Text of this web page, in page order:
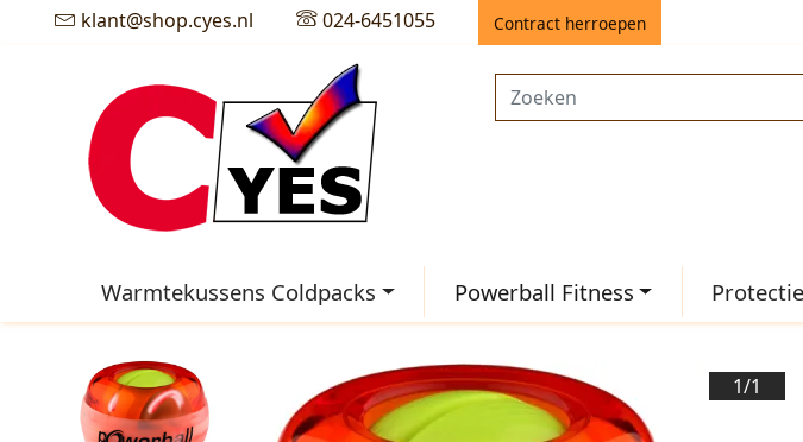
klant@shop.cyes.nl 024-6451055 Contract herroepen
Warmtekussens Coldpacks Powerball Fitness
1/1